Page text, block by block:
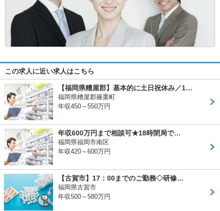
この求人に近い求人はこちら
【福岡県糟屋郡】基本的に土日祝休み／1…
福岡県糟屋郡篠栗町
年収450～550万円
年収600万円まで相談可★18時閉局で…
福岡県福岡市南区
年収420～600万円
【古賀市】17：00までのご勤務◇研修…
福岡県古賀市
年収500～580万円